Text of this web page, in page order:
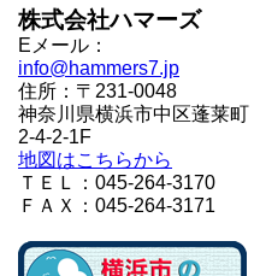
株式会社ハマーズ
Eメール：
info@hammers7.jp
住所：〒231-0048
神奈川県横浜市中区蓬莱町
2-4-2-1F
地図はこちらから
ＴＥＬ：045-264-3170
ＦＡＸ：045-264-3171